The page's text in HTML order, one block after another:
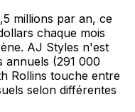
millions par an, ce
chaque mois
AJ Styles n'est
annuels (291 000
Rollins touche entre
selon différentes